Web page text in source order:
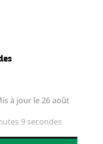
à jour le 26 août
9 secondes